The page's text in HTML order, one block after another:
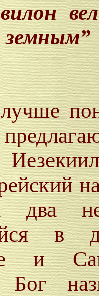
земным”
два
в
и
Бог